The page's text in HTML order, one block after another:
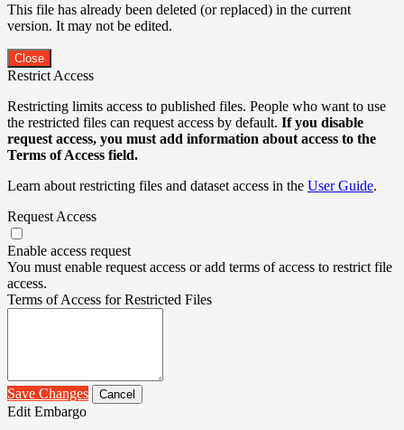
This file has already been deleted (or replaced) in the current
version. It may not be edited.
Close
Restrict Access
Restricting limits access to published files. People who want to use
the restricted files can request access by default. If you disable
request access, you must add information about access to the
Terms of Access field.
Learn about restricting files and dataset access in the User Guide.
Request Access
Enable access request
You must enable request access or add terms of access to restrict file
access.
Terms of Access for Restricted Files
Save Changes Cancel
Edit Embargo